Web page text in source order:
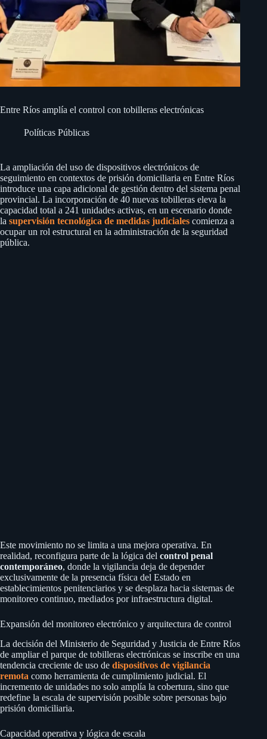
Entre Ríos amplía el control con tobilleras electrónicas
Políticas Públicas
La ampliación del uso de dispositivos electrónicos de
seguimiento en contextos de prisión domiciliaria en Entre Ríos
introduce una capa adicional de gestión dentro del sistema penal
provincial. La incorporación de 40 nuevas tobilleras eleva la
capacidad total a 241 unidades activas, en un escenario donde
la supervisión tecnológica de medidas judiciales comienza a
ocupar un rol estructural en la administración de la seguridad
pública.
Este movimiento no se limita a una mejora operativa. En
realidad, reconfigura parte de la lógica del control penal
contemporáneo, donde la vigilancia deja de depender
exclusivamente de la presencia física del Estado en
establecimientos penitenciarios y se desplaza hacia sistemas de
monitoreo continuo, mediados por infraestructura digital.
Expansión del monitoreo electrónico y arquitectura de control
La decisión del Ministerio de Seguridad y Justicia de Entre Ríos
de ampliar el parque de tobilleras electrónicas se inscribe en una
tendencia creciente de uso de dispositivos de vigilancia
remota como herramienta de cumplimiento judicial. El
incremento de unidades no solo amplía la cobertura, sino que
redefine la escala de supervisión posible sobre personas bajo
prisión domiciliaria.
Capacidad operativa y lógica de escala